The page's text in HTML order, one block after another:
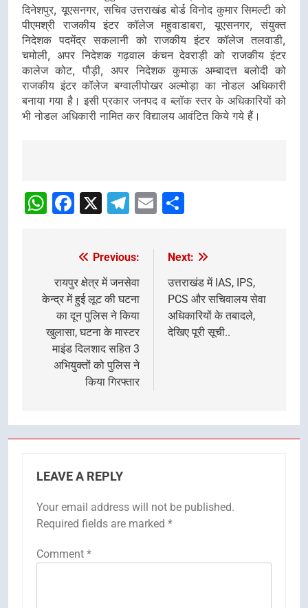
दिनेशपुर, यूएसनगर, सचिव उत्तराखंड बोर्ड विनोद कुमार सिमल्टी को
पीएमश्री राजकीय इंटर कॉलेज महुवाडाबरा, यूएसनगर, संयुक्त
निदेशक पदमेंद्र सकलानी को राजकीय इंटर कॉलेज तलवाडी,
चमोली, अपर निदेशक गढ़वाल कंचन देवराड़ी को राजकीय इंटर
कालेज कोट, पौड़ी, अपर निदेशक कुमाऊ अम्बादत्त बलोदी को
राजकीय इंटर कॉलेज बग्वालीपोखर अल्मोड़ा का नोडल अधिकारी
बनाया गया है। इसी प्रकार जनपद व ब्लॉक स्तर के अधिकारियों को
भी नोडल अधिकारी नामित कर विद्यालय आवंटित किये गये हैं।
Navigation
WhatsApp
Facebook
X Telegram
Email
navigation
Previous:
रायपुर क्षेत्र में जनसेवा
केन्द्र में हुई लूट की घटना
का दून पुलिस ने किया
खुलासा, घटना के मास्टर
माइंड दिलशाद सहित 3
अभियुक्तों को पुलिस ने
किया गिरफ्तार
Next:
उत्तराखंड में IAS, IPS,
PCS और सचिवालय सेवा
अधिकारियों के तबादले,
देखिए पूरी सूची..
LEAVE A REPLY
Your email address will not be published.
Required fields are marked *
Comment *